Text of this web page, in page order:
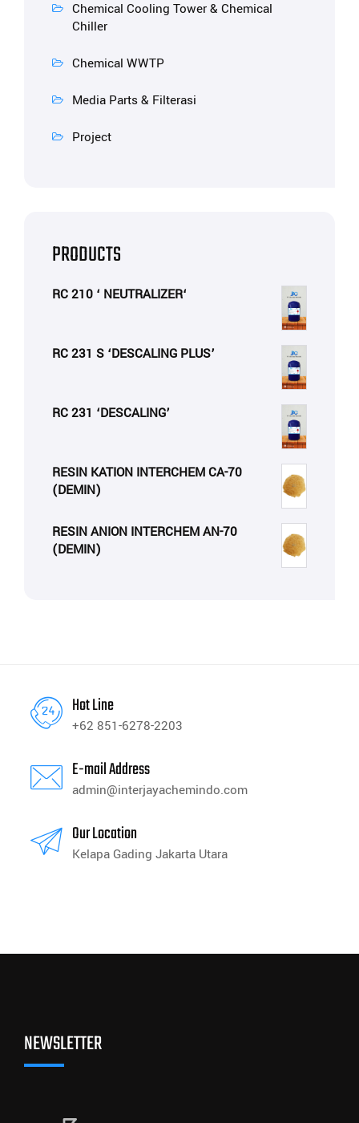
Chemical Cooling Tower & Chemical
Chiller
Chemical WWTP
Media Parts & Filterasi
Project
PRODUCTS
RC 210 ‘ NEUTRALIZER‘
RC 231 S ‘DESCALING PLUS’
RC 231 ‘DESCALING’
RESIN KATION INTERCHEM CA-70
(DEMIN)
RESIN ANION INTERCHEM AN-70
(DEMIN)
Hot Line
+62 851-6278-2203
E-mail Address
admin@interjayachemindo.com
Our Location
Kelapa Gading Jakarta Utara
NEWSLETTER